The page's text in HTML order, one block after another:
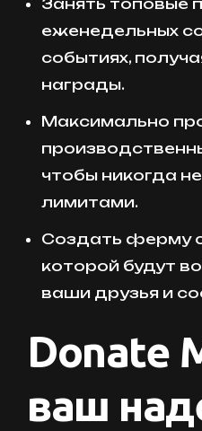
еженедельных
событиях,
награды.
Максимально
чтобы никогда
лимитами.
Создать ферму
которой будут
ваши друзья и
Donate
ваш